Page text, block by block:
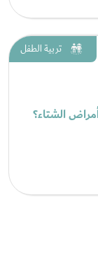
تربية الطفل
الشتاء؟